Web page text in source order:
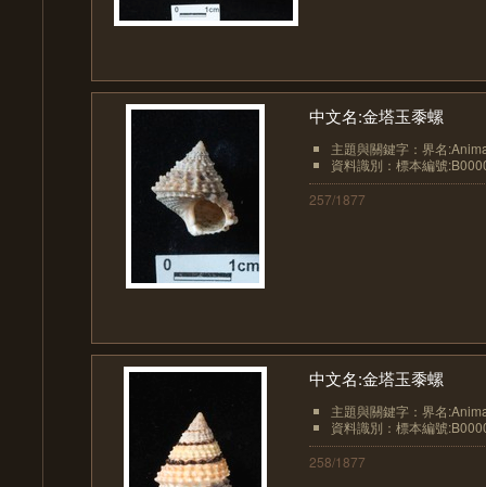
中文名:金塔玉黍螺
主題與關鍵字：界名
資料識別：標本編號
257/1877
中文名:金塔玉黍螺
主題與關鍵字：界名
資料識別：標本編號
258/1877